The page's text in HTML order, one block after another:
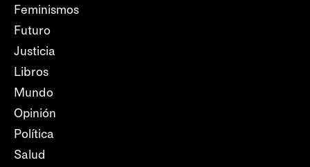
Feminismos
Futuro
Justicia
Libros
Mundo
Opinión
Política
Salud